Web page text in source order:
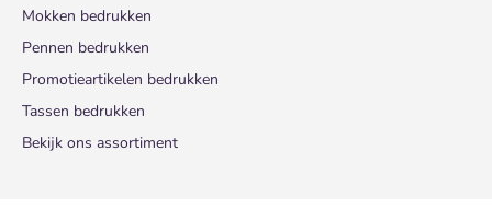
Mokken bedrukken
Pennen bedrukken
Promotieartikelen bedrukken
Tassen bedrukken
Bekijk ons assortiment